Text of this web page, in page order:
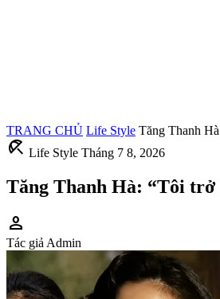
TRANG CHỦ Life Style Tăng Thanh
beach_access Life Style Tháng 7 8, 2026
Tăng Thanh Hà: “Tôi trở
person
Tác giả Admin